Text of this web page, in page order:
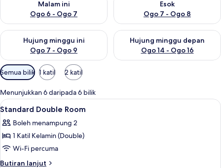
Malam ini
Ogo 6 - Ogo 7
Esok
Ogo 7 - Ogo 8
Hujung minggu ini
Ogo 7 - Ogo 9
Semak ketersediaan untuk hujung minggu ini Ogo 7 - Ogo 9
Hujung minggu depan
Ogo 14 - Ogo 16
Semak ketersediaan untuk
Penapis
yang
tersedia
untuk
bilik
Semua bilik 1 katil 2 katil
Menunjukkan 6 daripada 6 bilik
Lihat
semua
foto
untuk
Standard
Double
Seterika/papan seterika, Wi-fi
1
Standard Double Room
Boleh menampung 2
1 Katil Kelamin (Double)
Wi-Fi percuma
Butiran lanjut
Butiran